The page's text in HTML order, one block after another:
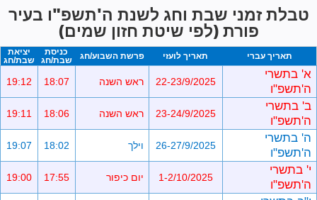
טבלת זמני שבת וחג לשנת ה'תשפ"ו בעיר
פורת (לפי שיטת חזון שמים)
תאריך עברי תאריך לועזי פרשת השבוע/חג
כניסת
שבת/חג
יציאת
שבת/חג
א' בתשרי
ה'תשפ"ו
22-23/9/2025 ראש השנה 18:07
19:12
ב' בתשרי
ה'תשפ"ו
23-24/9/2025 ראש השנה 18:06
19:11
ה' בתשרי
ה'תשפ"ו
26-27/9/2025 וילך 18:02
19:07
י' בתשרי
ה'תשפ"ו
1-2/10/2025 יום כיפור 17:55
19:00